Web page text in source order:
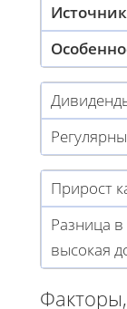
Прирост
Разница
высокая